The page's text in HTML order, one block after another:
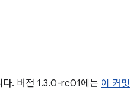
다. 버전 1.3.0-rc01에는 이 커밋